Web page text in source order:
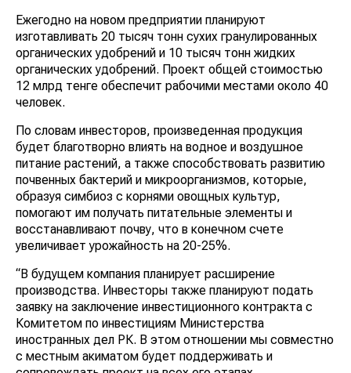
Ежегодно на новом предприятии планируют
изготавливать 20 тысяч тонн сухих гранулированных
органических удобрений и 10 тысяч тонн жидких
органических удобрений. Проект общей стоимостью
12 млрд тенге обеспечит рабочими местами около 40
человек.
По словам инвесторов, произведенная продукция
будет благотворно влиять на водное и воздушное
питание растений, а также способствовать развитию
почвенных бактерий и микроорганизмов, которые,
образуя симбиоз с корнями овощных культур,
помогают им получать питательные элементы и
восстанавливают почву, что в конечном счете
увеличивает урожайность на 20-25%.
“В будущем компания планирует расширение
производства. Инвесторы также планируют подать
заявку на заключение инвестиционного контракта с
Комитетом по инвестициям Министерства
иностранных дел РК. В этом отношении мы совместно
с местным акиматом будет поддерживать и